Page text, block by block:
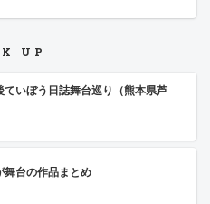
UP
ていぼう日誌舞台巡り（熊本県芦
舞台の作品まとめ